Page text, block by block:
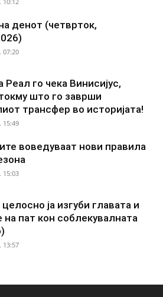
денот (четврток,
07:20
Реал го чека Винисијус,
што го заврши
трансфер во историјата!
15:49
воведуваат нови правила
15:03
ја изгуби главата и
на пат кон соблекувалната
13:57